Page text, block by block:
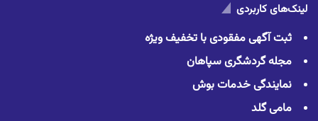
لینک‌های کاربردی
ثبت آگهی مفقودی با تخفیف ویژه
مجله گردشگری سپاهان
نمایندگی خدمات بوش
مامی گلد